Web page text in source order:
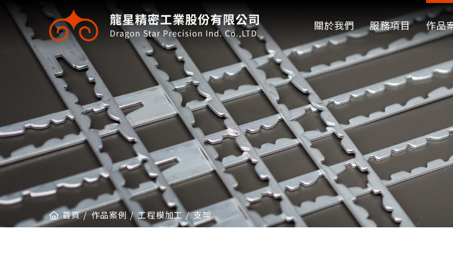
龍星精密工業股份有限公司
關於我們 服務項目 作品
首頁 作品案例 工程模加工 支架